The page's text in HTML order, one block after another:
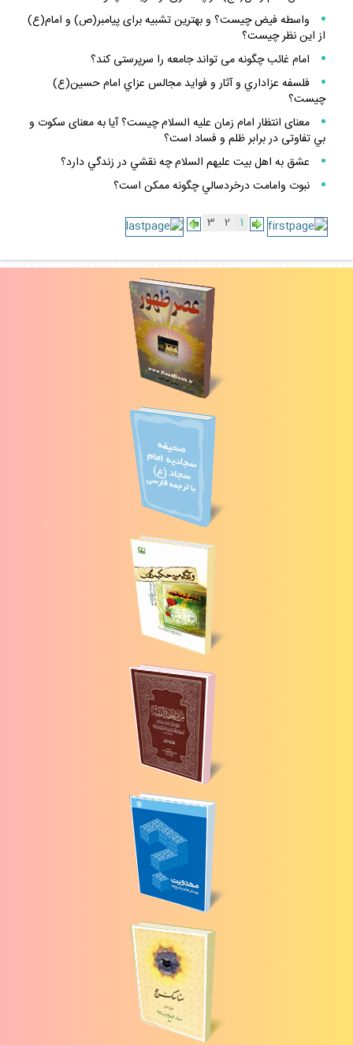
واسطه فيض چيست؟ و بهترين تشبيه براى پيامبر(ص) و امام(ع)
از اين نظر چيست؟
امام غائب چگونه مى تواند جامعه را سرپرستى كند؟
فلسفه عزاداري و آثار و فوايد مجالس عزاي امام حسين(ع)
چيست؟
معناى انتظار امام زمان عليه السلام چيست؟ آيا به معناى سكوت و
بي ‏تفاوتى در برابر ظلم و فساد است؟
عشق به اهل بيت عليهم السلام چه نقشي در زندگي دارد؟
نبوت وامامت درخردسالي چگونه ممكن است؟